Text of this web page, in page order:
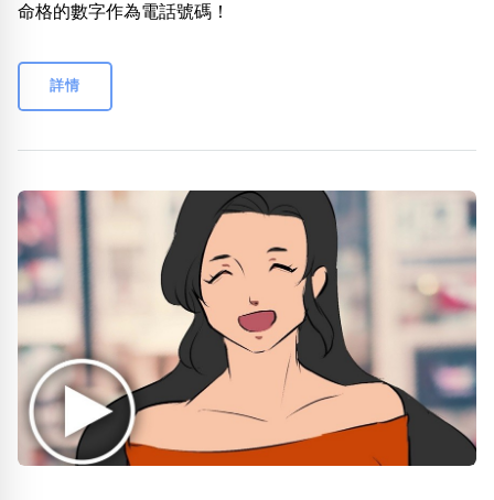
命格的數字作為電話號碼！
詳情